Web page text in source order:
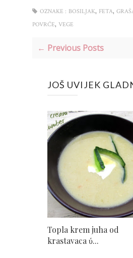
OZNAKE : BOSILJAK, FETA,
POVRĆE, VEGE
← Previous Posts
JOŠ UVIJEK
Topla krem juha od
krastavaca ύ...